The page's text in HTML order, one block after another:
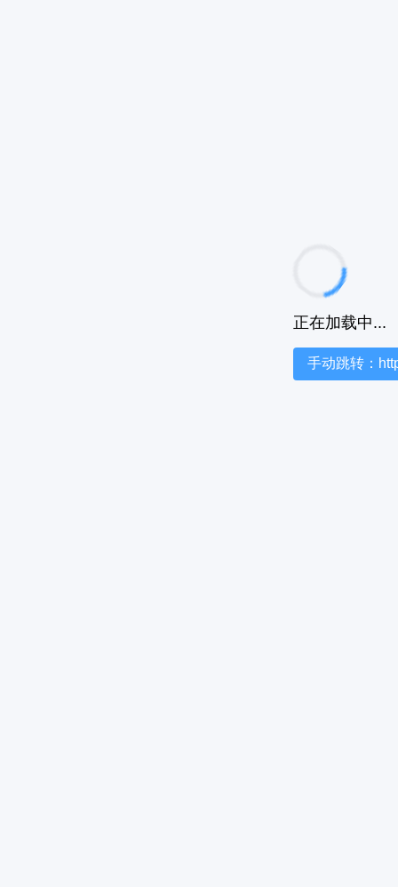
正在加载中...
手动跳转：